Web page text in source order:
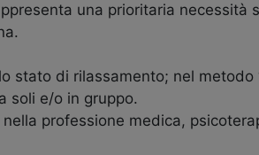
una prioritaria necessità
stato di rilassamento; nel metodo
soli e/o in gruppo.
professione medica,